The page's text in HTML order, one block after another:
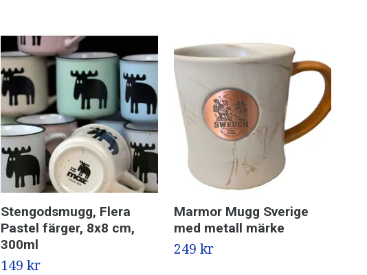
Stengodsmugg, Flera
Pastel färger, 8x8 cm,
300ml
149 kr
Marmor Mugg Sverige
med metall märke
249 kr